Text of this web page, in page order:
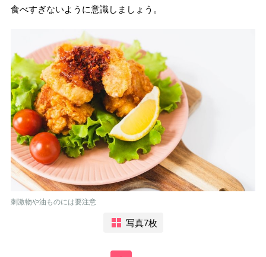
食べすぎないように意識しましょう。
刺激物や油ものには要注意
写真7枚